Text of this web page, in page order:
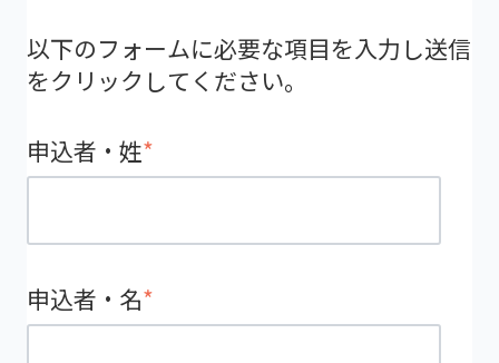
以下のフォームに必要な項目を入力し送信
をクリックしてください。
申込者・姓*
申込者・名*